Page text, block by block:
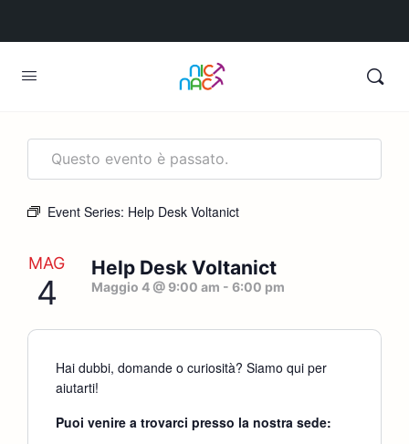
Questo evento è passato.
Event Series: Help Desk Voltanict
MAG
4
Help Desk Voltanict
Maggio 4 @ 9:00 am - 6:00 pm
Hai dubbi, domande o curiosità? Siamo qui per
aiutarti!
Puoi venire a trovarci presso la nostra sede: